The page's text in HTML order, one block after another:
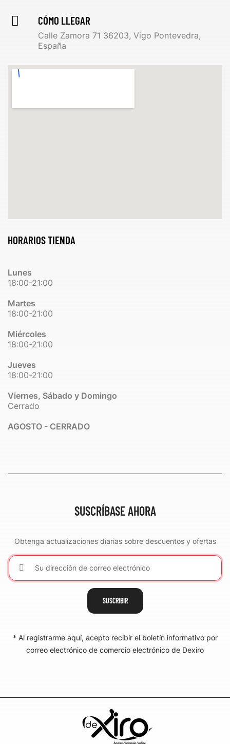
CÓMO LLEGAR
Calle Zamora 71 36203, Vigo Pontevedra,
España
HORARIOS TIENDA
Lunes
18:00-21:00
Martes
18:00-21:00
Miércoles
18:00-21:00
Jueves
18:00-21:00
Viernes, Sábado y Domingo
Cerrado
AGOSTO - CERRADO
SUSCRÍBASE AHORA
Obtenga actualizaciones diarias sobre descuentos y ofertas
SUSCRIBIR
* Al registrarme aquí, acepto recibir el boletín informativo por
correo electrónico de comercio electrónico de Dexiro